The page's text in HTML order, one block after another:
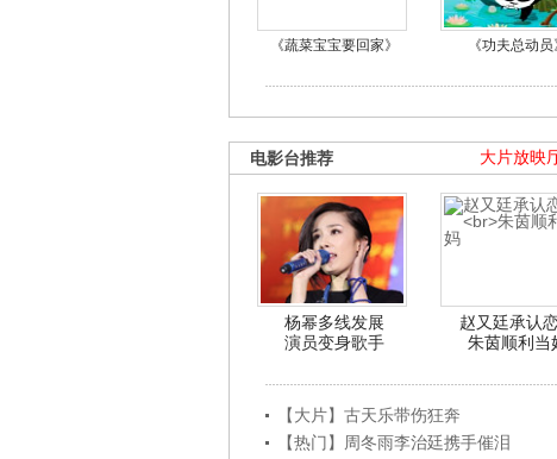
《蔬菜宝宝要回家》 《功夫总动员
大片放映
电影台推荐
杨幂多线发展
演员变身歌手
赵又廷承认
朱茵顺利当
【大片】古天乐带伤狂奔
【热门】周冬雨李治廷携手催泪